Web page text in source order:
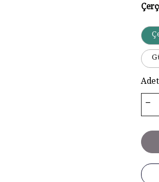
Adet